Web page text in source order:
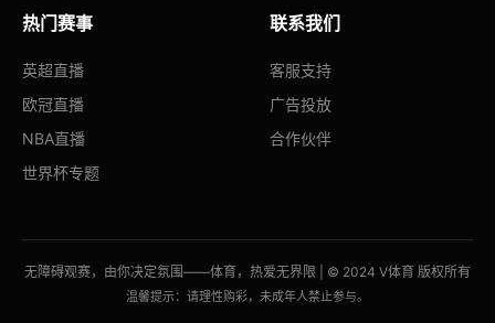
热门赛事
英超直播
欧冠直播
NBA直播
世界杯专题
联系我们
客服支持
广告投放
合作伙伴
无障碍观赛，由你决定氛围——体育，热爱无界限 | © 2024 V体育 版权所有
温馨提示：请理性购彩，未成年人禁止参与。